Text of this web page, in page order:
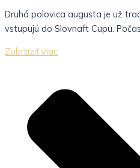
Druhá polovica augusta je už
vstupujú do Slovnaft Cupu. Počas
Zobraziť viac